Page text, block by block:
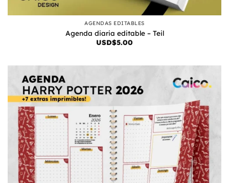
AGENDAS EDITABLES
Agenda diaria editable – Teil
USD$5.00